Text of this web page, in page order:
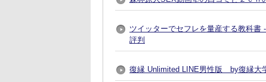
ツイッターでセフレを量産する教科
評判
復縁 Unlimited LINE男性版 by復縁大